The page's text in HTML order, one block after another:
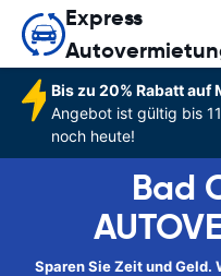
Express
Bis zu 20% Rabatt
Angebot ist gültig bis
noch heute!
Bad
Sparen Sie Zeit und